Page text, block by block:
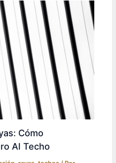
Cómo
Al Techo